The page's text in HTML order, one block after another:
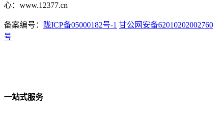
心：www.12377.cn
备案编号： 陇ICP备05000182号-1 甘公网安备62010202002760
号
一站式服务